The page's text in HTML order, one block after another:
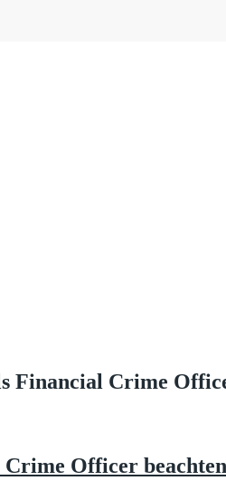
Financial Crime
Crime Officer